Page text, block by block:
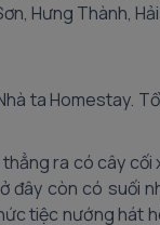
Hưng Thành,
ta Homestay.
ra có cây
đây còn có suối
tiệc nướng hát